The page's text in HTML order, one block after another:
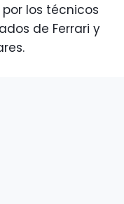
los técnicos
de Ferrari y